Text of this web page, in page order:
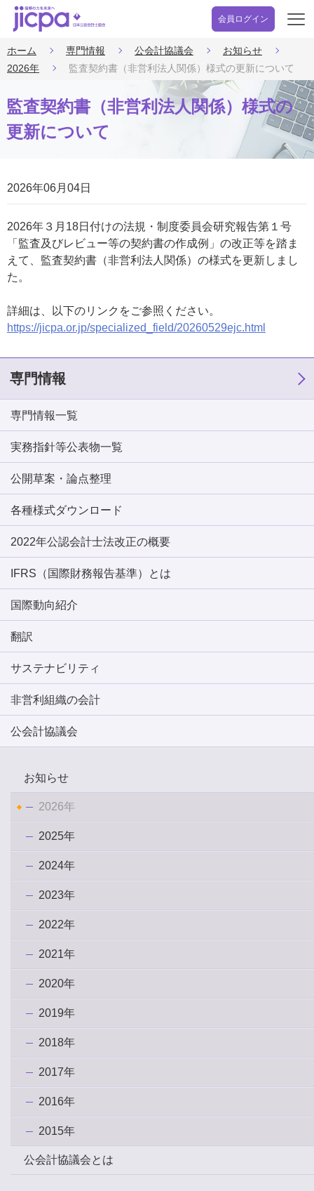
会員ログイン
開
ホーム 専門情報 公会計協議会
お知らせ
2026年
監査契約書（非営利法人関係）様式の更新について
監査契約書（非営利法人関係）様式の
更新について
2026年06月04日
2026年３月18日付けの法規・制度委員会研究報告第１号
「監査及びレビュー等の契約書の作成例」の改正等を踏ま
えて、監査契約書（非営利法人関係）の様式を更新しまし
た。
詳細は、以下のリンクをご参照ください。
https://jicpa.or.jp/specialized_field/20260529ejc.html
専門情報
専門情報一覧
実務指針等公表物一覧
公開草案・論点整理
各種様式ダウンロード
2022年公認会計士法改正の概要
IFRS（国際財務報告基準）とは
国際動向紹介
翻訳
サステナビリティ
非営利組織の会計
公会計協議会
お知らせ
2026年
2025年
2024年
2023年
2022年
2021年
2020年
2019年
2018年
2017年
2016年
2015年
公会計協議会とは